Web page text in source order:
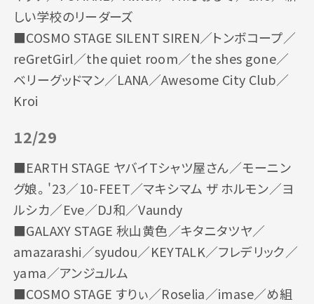
しい学校のリーダーズ
■COSMO STAGE SILENT SIREN／トンボコープ／
reGretGirl／the quiet room／the shes gone／
ベリーグッドマン／LANA／Awesome City Club／
Kroi
12/29
■EARTH STAGE ヤバイTシャツ屋さん／モーニン
グ娘。'23／10-FEET／マキシマム ザ ホルモン／ヨ
ルシカ／Eve／DJ和／Vaundy
■GALAXY STAGE 秋山黄色／キタニタツヤ／
amazarashi／syudou／KEYTALK／フレデリック／
yama／アンジュルム
■COSMO STAGE すりぃ／Roselia／imase／め組